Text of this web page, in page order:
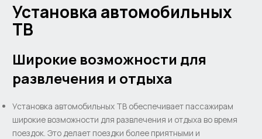
Установка автомобильных
ТВ
Широкие возможности для
развлечения и отдыха
Установка автомобильных ТВ обеспечивает пассажирам
широкие возможности для развлечения и отдыха во время
поездок. Это делает поездки более приятными и